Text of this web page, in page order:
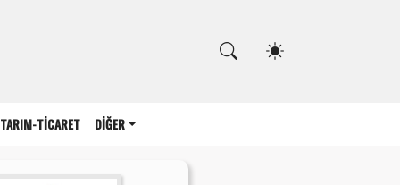
TARIM-TİCARET DİĞER